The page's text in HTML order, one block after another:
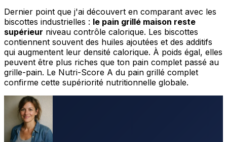
Dernier point que j'ai découvert en comparant avec les
biscottes industrielles : le pain grillé maison reste
supérieur niveau contrôle calorique. Les biscottes
contiennent souvent des huiles ajoutées et des additifs
qui augmentent leur densité calorique. À poids égal, elles
peuvent être plus riches que ton pain complet passé au
grille-pain. Le Nutri-Score A du pain grillé complet
confirme cette supériorité nutritionnelle globale.